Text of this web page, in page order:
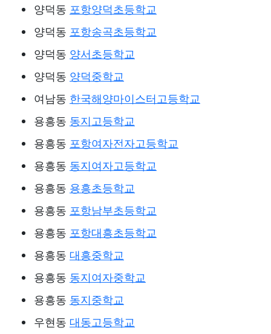
양덕동 포항양덕초등학교
양덕동 포항송곡초등학교
양덕동 양서초등학교
양덕동 양덕중학교
여남동 한국해양마이스터고등학교
용흥동 동지고등학교
용흥동 포항여자전자고등학교
용흥동 동지여자고등학교
용흥동 용흥초등학교
용흥동 포항남부초등학교
용흥동 포항대흥초등학교
용흥동 대흥중학교
용흥동 동지여자중학교
용흥동 동지중학교
우현동 대동고등학교